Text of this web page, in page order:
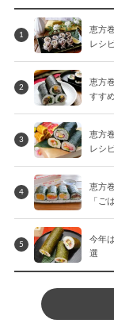
1
恵方
レシ
2
恵方
すす
3
恵方
レシ
4
恵方
「ご
5
今年
選